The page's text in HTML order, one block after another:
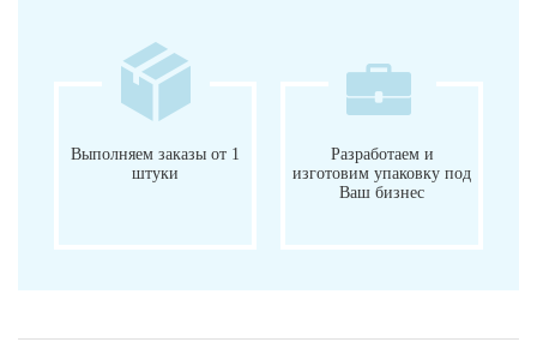
Выполняем заказы от 1
штуки
Разработаем и
изготовим упаковку под
Ваш бизнес